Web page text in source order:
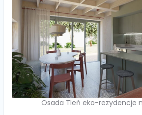
Osada Tleń eko-rezydencje